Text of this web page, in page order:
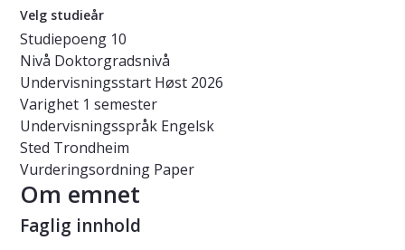
Velg studieår
Studiepoeng 10
Nivå Doktorgradsnivå
Undervisningsstart Høst 2026
Varighet 1 semester
Undervisningsspråk Engelsk
Sted Trondheim
Vurderingsordning Paper
Om emnet
Faglig innhold